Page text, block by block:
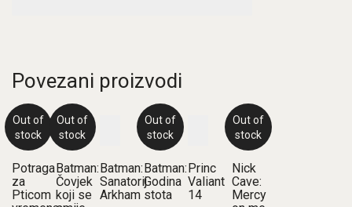
Povezani proizvodi
Out of
stock
Potraga
za
Pticom
Out of
stock
Batman:
Čovjek
koji se
Batman:
Sanatorij
Arkham
Out of
stock
Batman:
Godina
stota
Princ
Valiant
14
Out of
stock
Nick
Cave:
Mercy